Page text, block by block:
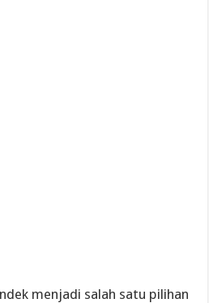
menjadi salah satu pilihan